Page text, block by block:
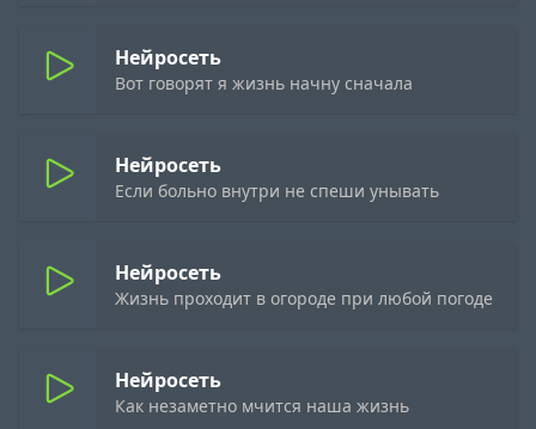
Нейросеть
Вот говорят я жизнь начну сначала
Нейросеть
Если больно внутри не спеши унывать
Нейросеть
Жизнь проходит в огороде при любой погоде
Нейросеть
Как незаметно мчится наша жизнь